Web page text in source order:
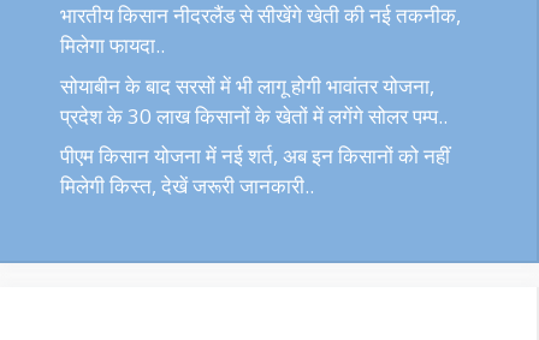
भारतीय किसान नीदरलैंड से सीखेंगे खेती की नई तकनीक,
मिलेगा फायदा..
सोयाबीन के बाद सरसों में भी लागू होगी भावांतर योजना,
प्रदेश के 30 लाख किसानों के खेतों में लगेंगे सोलर पम्प..
पीएम किसान योजना में नई शर्त, अब इन किसानों को नहीं
मिलेगी किस्त, देखें जरूरी जानकारी..